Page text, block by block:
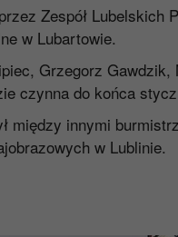
Zespół
w Lubartowie.
Grzegorz
czynna do końca
między innymi
w Lublinie.